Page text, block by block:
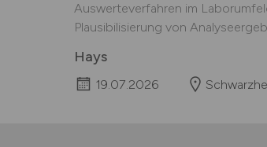
Auswerteverfahren im
Plausibilisierung von
Hays
19.07.2026